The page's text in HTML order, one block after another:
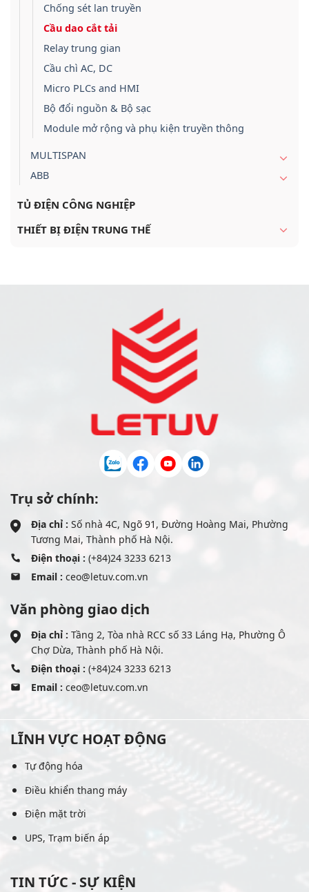
Chống sét lan truyền
Cầu dao cắt tải
Relay trung gian
Cầu chì AC, DC
Micro PLCs and HMI
Bộ đổi nguồn & Bộ sạc
Module mở rộng và phụ kiện truyền thông
MULTISPAN
ABB
TỦ ĐIỆN CÔNG NGHIỆP
THIẾT BỊ ĐIỆN TRUNG THẾ
Trụ sở chính:
Địa chỉ : Số nhà 4C, Ngõ 91, Đường Hoàng Mai, Phường
Tương Mai, Thành phố Hà Nội.
Điện thoại : (+84)24 3233 6213
Email : ceo@letuv.com.vn
Văn phòng giao dịch
Địa chỉ : Tầng 2, Tòa nhà RCC số 33 Láng Hạ, Phường Ô
Chợ Dừa, Thành phố Hà Nội.
Điện thoại : (+84)24 3233 6213
Email : ceo@letuv.com.vn
LĨNH VỰC HOẠT ĐỘNG
Tự động hóa
Điều khiển thang máy
Điện mặt trời
UPS, Trạm biến áp
TIN TỨC - SỰ KIỆN